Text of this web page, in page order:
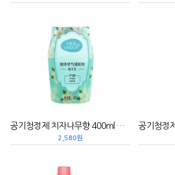
공기청정제 치자나무향 400ml 栀子花液体空气清新剂
2,580원